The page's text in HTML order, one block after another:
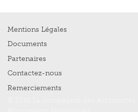
Mentions Légales
Documents
Partenaires
Contactez-nous
Remerciements